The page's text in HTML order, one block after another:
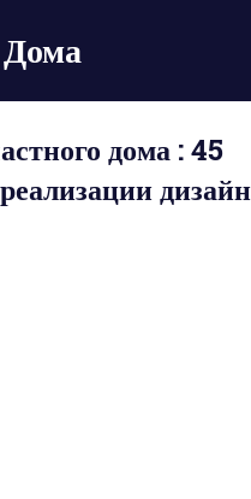
дома : 45